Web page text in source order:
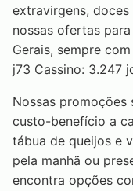
extravirgens,
nossas ofertas
Gerais, sempre
j73 Cassino: 3.247
Nossas promoções
custo-benefício a
tábua de queijos e
pela manhã ou
encontra opções